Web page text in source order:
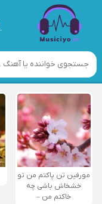
مورفین تن پاکتم من تو
خشخاش باشی چه
خاکتم من –